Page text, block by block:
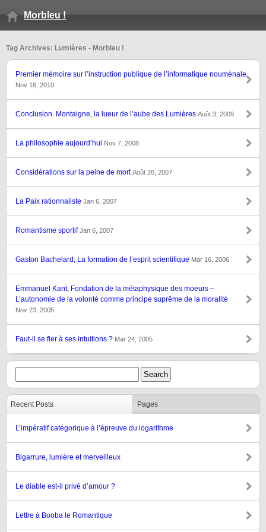
Morbleu !
Tag Archives: Lumières - Morbleu !
Premier mémoire sur l’instruction publique de l’informatique nouménale
Nov 16, 2010
Conclusion. Montaigne, la lueur de l’aube des Lumières Août 3, 2009
La philosophie aujourd’hui Nov 7, 2008
Considérations sur la peine de mortAoût 26, 2007
La Paix rationnaliste Jan 6, 2007
Romantisme sportifJan 6, 2007
Gaston Bachelard, La formation de l’esprit scientifique Mar 16, 2006
Emmanuel Kant, Fondation de la métaphysique des moeurs –
L’autonomie de la volonté comme principe suprême de la moralité
Nov 23, 2005
Faut-il se fier à ses intuitions ? Mar 24, 2005
Recent Posts Pages
L’impératif catégorique à l’épreuve du logarithme
Bigarrure, lumière et merveilleux
Le diable est-il privé d’amour ?
Lettre à Booba le Romantique